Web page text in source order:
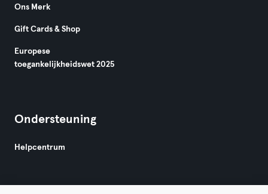
Ons Merk
Gift Cards & Shop
Europese
toegankelijkheidswet 2025
Ondersteuning
Helpcentrum